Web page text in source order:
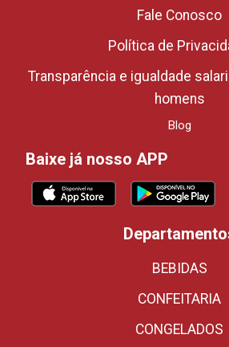
Fale Conosco
Política de
Transparência e igualdade
homens
Blog
Baixe já nosso APP
BEBIDAS
CONFEITARIA
CONGELADOS